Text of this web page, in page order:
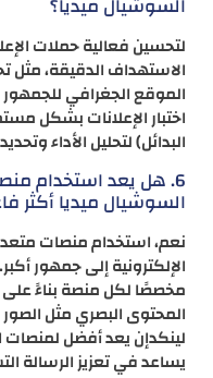
لتحسين فعالية حملات
الاستهداف الدقيقة، مثل
الموقع الجغرافي
البدائل) لتحليل الأداء
6. هل يعد استخدام
السوشيال ميديا أكثر
نعم، استخدام منصات
الإلكترونية إلى جمهور
مخصصًا لكل منصة بناءً
المحتوى البصري مثل
لينكدإن يعد أفضل لمنصات
يساعد في تعزيز الرسالة